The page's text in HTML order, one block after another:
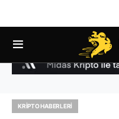
KRIPTO HABERLERI